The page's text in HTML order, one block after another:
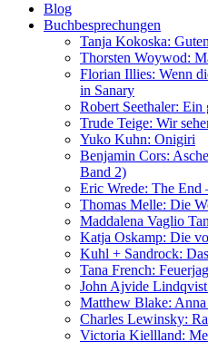
Blog
Buchbesprechungen
Tanja Kokoska:
Thorsten Woywod:
Florian Illies: Wenn
in Sanary
Robert Seethaler: Ein
Trude Teige: Wir
Yuko Kuhn: Onigiri
Benjamin Cors:
Band 2)
Eric Wrede: The End
Thomas Melle: Die
Maddalena Vaglio
Katja Oskamp: Die
Kuhl + Sandrock:
Tana French:
John Ajvide
Matthew Blake:
Charles Lewinsky:
Victoria Kiellland: